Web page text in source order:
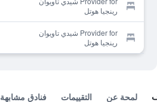
رينجيا هوتل
Provider for شيدي تاويوان
رينجيا هوتل
لمحة عن التقييمات فنادق مشابهة